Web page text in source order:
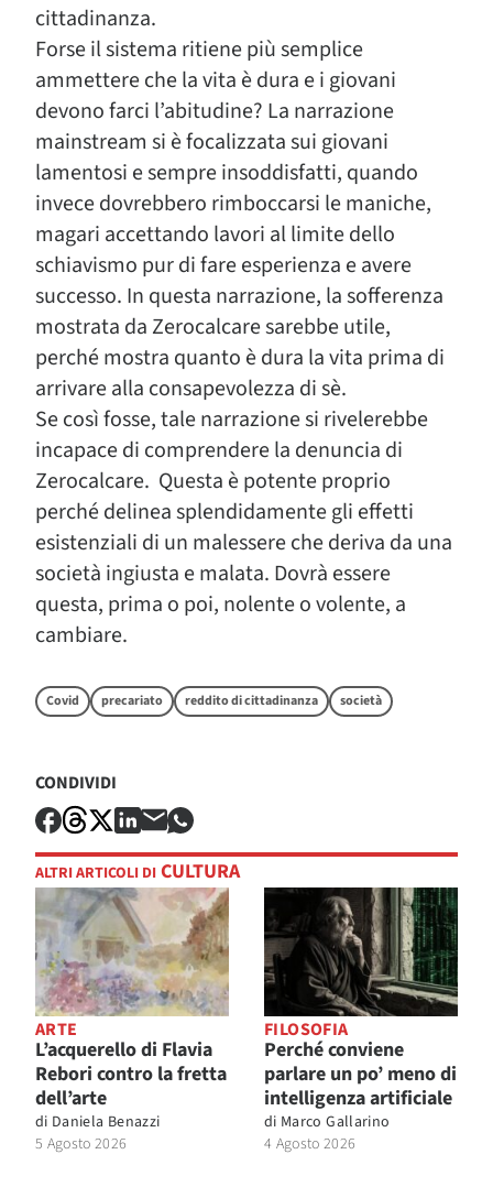
cittadinanza.
Forse il sistema ritiene più semplice
ammettere che la vita è dura e i giovani
devono farci l’abitudine? La narrazione
mainstream si è focalizzata sui giovani
lamentosi e sempre insoddisfatti, quando
invece dovrebbero rimboccarsi le maniche,
magari accettando lavori al limite dello
schiavismo pur di fare esperienza e avere
successo. In questa narrazione, la sofferenza
mostrata da Zerocalcare sarebbe utile,
perché mostra quanto è dura la vita prima di
arrivare alla consapevolezza di sè.
Se così fosse, tale narrazione si rivelerebbe
incapace di comprendere la denuncia di
Zerocalcare. Questa è potente proprio
perché delinea splendidamente gli effetti
esistenziali di un malessere che deriva da una
società ingiusta e malata. Dovrà essere
questa, prima o poi, nolente o volente, a
cambiare.
Covid precariato reddito di cittadinanza società
CONDIVIDI
ALTRI ARTICOLI DI CULTURA
ARTE
L’acquerello di Flavia
Rebori contro la fretta
dell’arte
di Daniela Benazzi
5 Agosto 2026
FILOSOFIA
Perché conviene
parlare un po’ meno di
intelligenza artificiale
di Marco Gallarino
4 Agosto 2026